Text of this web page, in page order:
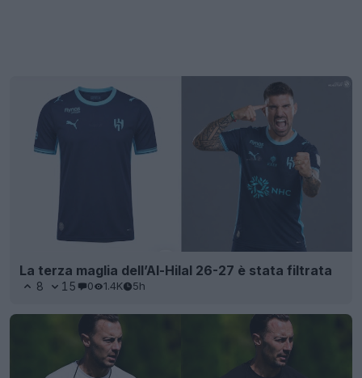
La terza maglia dell’Al-Hilal 26-27 è stata filtrata
8 15 0 1.4K 5h